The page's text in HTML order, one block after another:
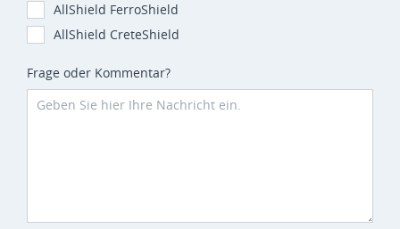
AllShield FerroShield
AllShield CreteShield
Frage oder Kommentar?